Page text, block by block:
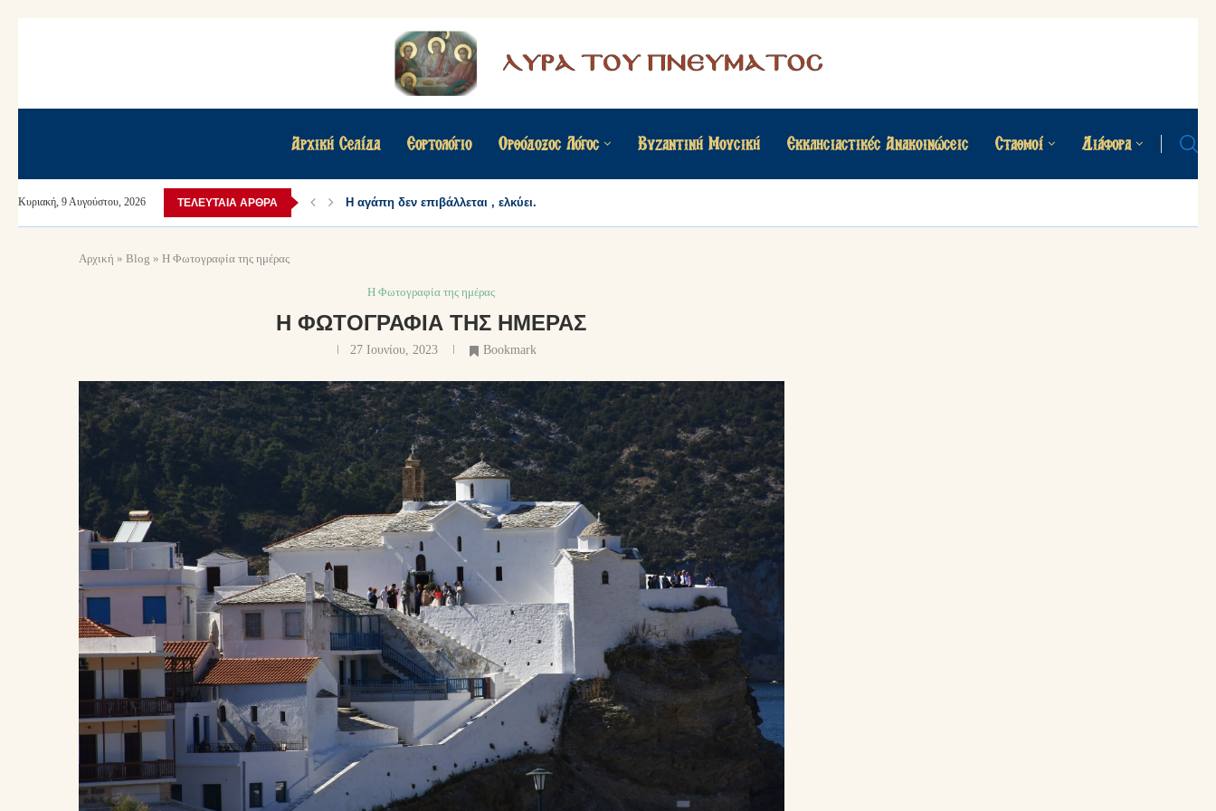
Αρχική Σελίδα Εορτολόγιο Ορθόδοξος Λόγος Βυζαντινή Μουσική Εκκλησιαστικές Ανακοινώσεις Σταθμοί Διάφορα
Κυριακή, 9 Αυγούστου, 2026 ΤΕΛΕΥΤΑΊΑ ΆΡΘΡΑ Η αγάπη δεν επιβάλλεται , ελκύει.
Αρχική » Blog » Η Φωτογραφία της ημέρας
Η Φωτογραφία της ημέρας
Η ΦΩΤΟΓΡΑΦΊΑ ΤΗΣ ΗΜΈΡΑΣ
27 Ιουνίου, 2023 Bookmark